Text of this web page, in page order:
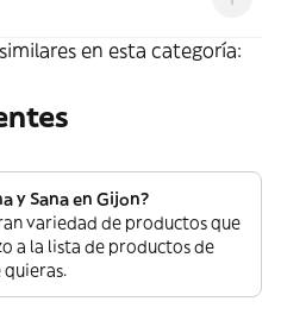
en esta categoría:
y Sana en Gijon?
variedad de productos que
a la lista de productos de
quieras.